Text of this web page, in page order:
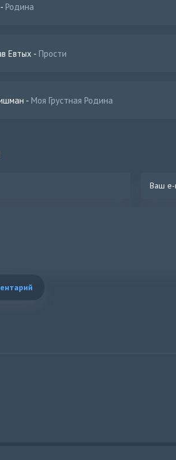
- Родина
Евтых - Прости
- Моя Грустная Родина